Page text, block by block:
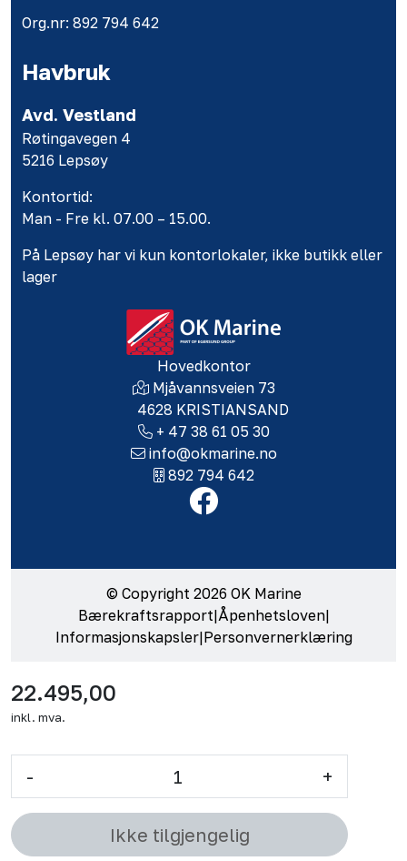
Org.nr: 892 794 642
Havbruk
Avd. Vestland
Røtingavegen 4
5216 Lepsøy
Kontortid:
Man - Fre kl. 07.00 – 15.00.
På Lepsøy har vi kun kontorlokaler, ikke butikk eller
lager
Hovedkontor
Mjåvannsveien 73
4628 KRISTIANSAND
+ 47 38 61 05 30
info@okmarine.no
892 794 642
© Copyright 2026 OK Marine
Bærekraftsrapport|Åpenhetsloven|
Informasjonskapsler|Personvernerklæring
22.495,00
inkl. mva.
- +
Ikke tilgjengelig